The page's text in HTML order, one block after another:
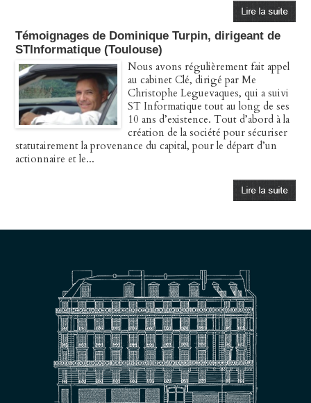
Témoignages de Dominique Turpin, dirigeant de
STInformatique (Toulouse)
Nous avons régulièrement fait appel
au cabinet Clé, dirigé par Me
Christophe Leguevaques, qui a suivi
ST Informatique tout au long de ses
10 ans d’existence. Tout d’abord à la
création de la société pour sécuriser
statutairement la provenance du capital, pour le départ d’un
actionnaire et le...